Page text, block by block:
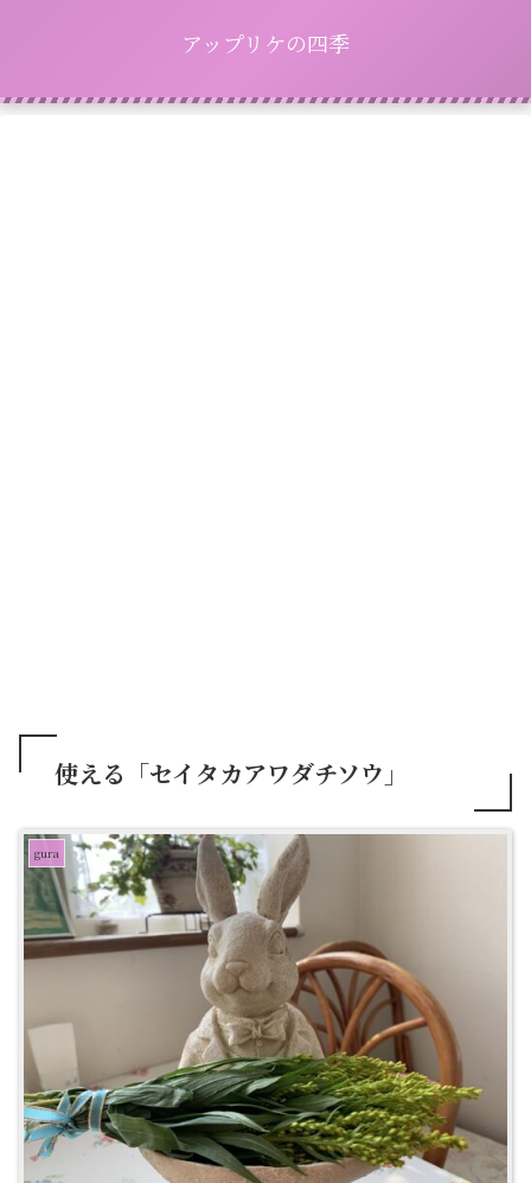
アップリケの四季
使える「セイタカアワダチソウ」
gura